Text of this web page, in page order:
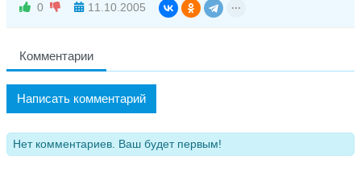
0 11.10.2005
Комментарии
Написать комментарий
Нет комментариев. Ваш будет первым!